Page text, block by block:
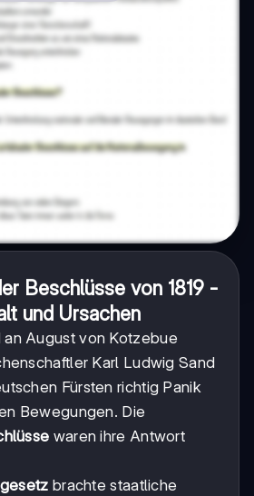
Beschlüsse von 1819 -
und Ursachen
August von Kotzebue
Karl Ludwig Sand
Fürsten richtig Panik
Bewegungen. Die
waren ihre Antwort
brachte staatliche